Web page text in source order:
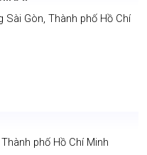
Gòn, Thành phố Hồ Chí
phố Hồ Chí Minh